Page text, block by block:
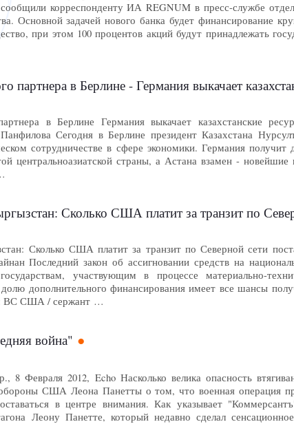
корреспонденту ИА REGNUM в пресс-службе
Основной задачей нового банка будет финансирование
при этом 100 процентов акций будут принадлежать
в Берлине - Германия выкачает
в Берлине Германия выкачает казахстанские
Сегодня в Берлине президент Казахстана
сотрудничестве в сфере экономики. Германия
центральноазиатской страны, а Астана взамен -
Сколько США платит за транзит по Северной
Сколько США платит за транзит по Северной сети
Последний закон об ассигновании средств на
участвующим в процессе материально-
дополнительного финансирования имеет все шансы
ВС США / сержант …
война"
8 Февраля 2012, Echo Насколько велика опасность
США Леона Панетты о том, что военная операция
в центре внимания. Как указывает
Леону Панетте, который недавно сделал